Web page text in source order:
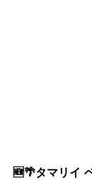
🆕🌴タマリイ